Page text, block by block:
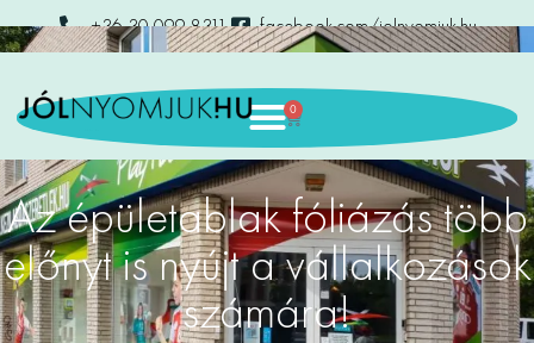
+36 30 099 8311 facebook.com/jolnyomjuk.hu
0
Az épületablak fóliázás több
előnyt is nyújt a vállalkozások
számára!